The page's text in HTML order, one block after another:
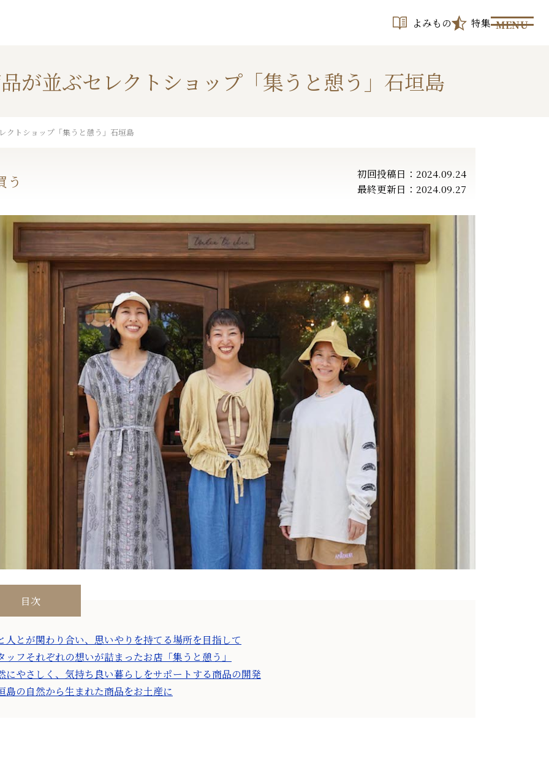
よみもの 特集 MENU
が並ぶセレクトショップ「集うと憩う」石垣島
クトショップ「集うと憩う」石垣島
う
初回投稿日：2024.09.24
最終更新日：2024.09.27
目次
人とが関わり合い、思いやりを持てる場所を目指して
ッフそれぞれの想いが詰まったお店「集うと憩う」
にやさしく、気持ち良い暮らしをサポートする商品の開発
島の自然から生まれた商品をお土産に